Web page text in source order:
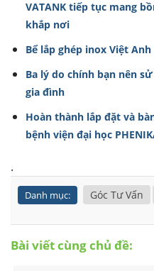
VATANK tiếp tục mang
khắp nơi
Bể lắp ghép inox Việt Anh
Ba lý do chính bạn nên
gia đình
Hoàn thành lắp đặt và
bệnh viện đại học
.
Danh mục: Góc Tư Vấn
Bài viết cùng chủ đề: